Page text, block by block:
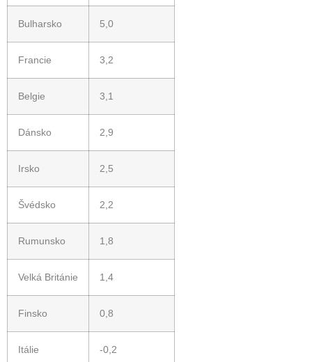
Bulharsko 5,0
Francie 3,2
Belgie 3,1
Dánsko 2,9
Irsko 2,5
Švédsko 2,2
Rumunsko 1,8
Velká Británie 1,4
Finsko 0,8
Itálie -0,2